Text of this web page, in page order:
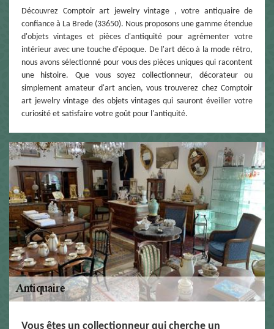
Découvrez Comptoir art jewelry vintage , votre antiquaire de
confiance à La Brede (33650). Nous proposons une gamme étendue
d'objets vintages et pièces d'antiquité pour agrémenter votre
intérieur avec une touche d'époque. De l'art déco à la mode rétro,
nous avons sélectionné pour vous des pièces uniques qui racontent
une histoire. Que vous soyez collectionneur, décorateur ou
simplement amateur d'art ancien, vous trouverez chez Comptoir
art jewelry vintage des objets vintages qui sauront éveiller votre
curiosité et satisfaire votre goût pour l'antiquité.
Vous êtes un collectionneur qui cherche un